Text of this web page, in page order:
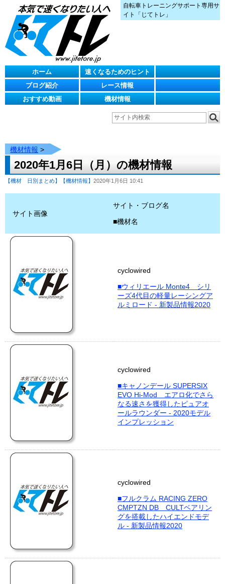
自転車トレーニングサポート専用サ
イト「じてトレ」
ホーム
速くなるためのヒント
ブログ紹介
レース情報
おすすめ動画
機材情報
機材情報 >
2020年1月6日（月）の機材情報
【機材 日別まとめ】 【機材情報】 2020年1月6日 10:41
サイト画像
サイト・ブログ名
■機材名
cyclowired
■ウィリエール Monte4 シリ
ーズ4代目の軽量レーシングア
ルミロード - 新製品情報2020
cyclowired
■キャノンデール SUPERSIX
EVO Hi-Mod エアロ化でさら
なる速さを獲得したピュアオ
ールラウンダー - 2020モデル
インプレッション
cyclowired
■フルクラム RACING ZERO
CMPTZN DB CULTベアリン
グを搭載したハイエンドモデ
ル - 新製品情報2020